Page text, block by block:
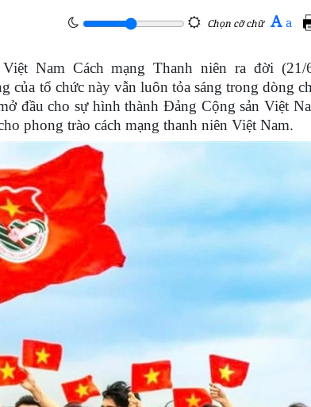
Chọn cỡ chữ A a
Nam Cách mạng Thanh niên ra đời (21/
tổ chức này vẫn luôn tỏa sáng trong dòng
đầu cho sự hình thành Đảng Cộng sản Việt
phong trào cách mạng thanh niên Việt Nam.